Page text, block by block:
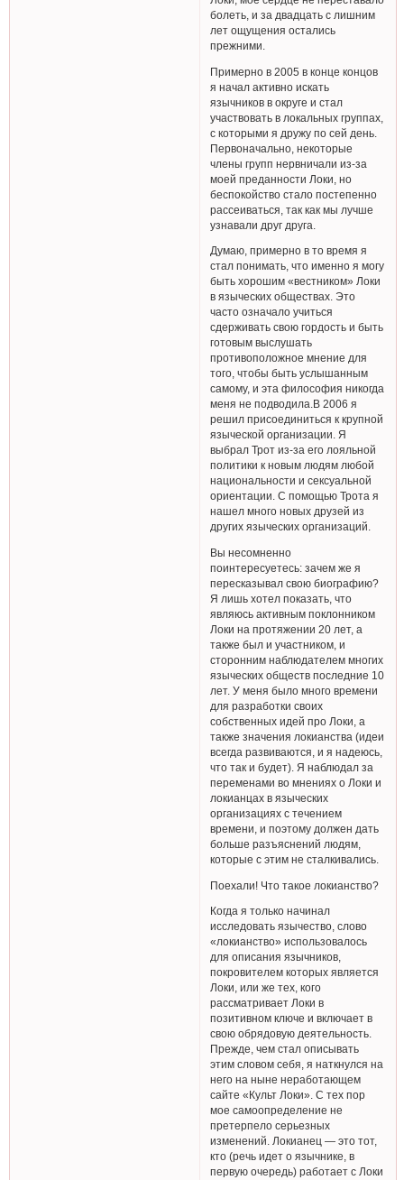
болеть, и за двадцать с лишним
лет ощущения остались
прежними.
Примерно в 2005 в конце концов
я начал активно искать
язычников в округе и стал
участвовать в локальных группах,
с которыми я дружу по сей день.
Первоначально, некоторые
члены групп нервничали из-за
моей преданности Локи, но
беспокойство стало постепенно
рассеиваться, так как мы лучше
узнавали друг друга.
Думаю, примерно в то время я
стал понимать, что именно я могу
быть хорошим «вестником» Локи
в языческих обществах. Это
часто означало учиться
сдерживать свою гордость и быть
готовым выслушать
противоположное мнение для
того, чтобы быть услышанным
самому, и эта философия никогда
меня не подводила.В 2006 я
решил присоединиться к крупной
языческой организации. Я
выбрал Трот из-за его лояльной
политики к новым людям любой
национальности и сексуальной
ориентации. С помощью Трота я
нашел много новых друзей из
других языческих организаций.
Вы несомненно
поинтересуетесь: зачем же я
пересказывал свою биографию?
Я лишь хотел показать, что
являюсь активным поклонником
Локи на протяжении 20 лет, а
также был и участником, и
сторонним наблюдателем многих
языческих обществ последние 10
лет. У меня было много времени
для разработки своих
собственных идей про Локи, а
также значения локианства (идеи
всегда развиваются, и я надеюсь,
что так и будет). Я наблюдал за
переменами во мнениях о Локи и
локианцах в языческих
организациях с течением
времени, и поэтому должен дать
больше разъяснений людям,
которые с этим не сталкивались.
Поехали! Что такое локианство?
Когда я только начинал
исследовать язычество, слово
«локианство» использовалось
для описания язычников,
покровителем которых является
Локи, или же тех, кого
рассматривает Локи в
позитивном ключе и включает в
свою обрядовую деятельность.
Прежде, чем стал описывать
этим словом себя, я наткнулся на
него на ныне неработающем
сайте «Культ Локи». С тех пор
мое самоопределение не
претерпело серьезных
изменений. Локианец — это тот,
кто (речь идет о язычнике, в
первую очередь) работает с Локи